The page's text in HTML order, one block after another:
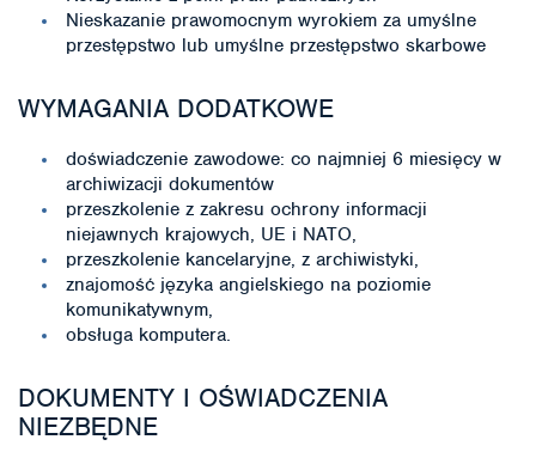
Nieskazanie prawomocnym wyrokiem za umyślne
przestępstwo lub umyślne przestępstwo skarbowe
WYMAGANIA DODATKOWE
doświadczenie zawodowe: co najmniej 6 miesięcy w
archiwizacji dokumentów
przeszkolenie z zakresu ochrony informacji
niejawnych krajowych, UE i NATO,
przeszkolenie kancelaryjne, z archiwistyki,
znajomość języka angielskiego na poziomie
komunikatywnym,
obsługa komputera.
DOKUMENTY I OŚWIADCZENIA
NIEZBĘDNE